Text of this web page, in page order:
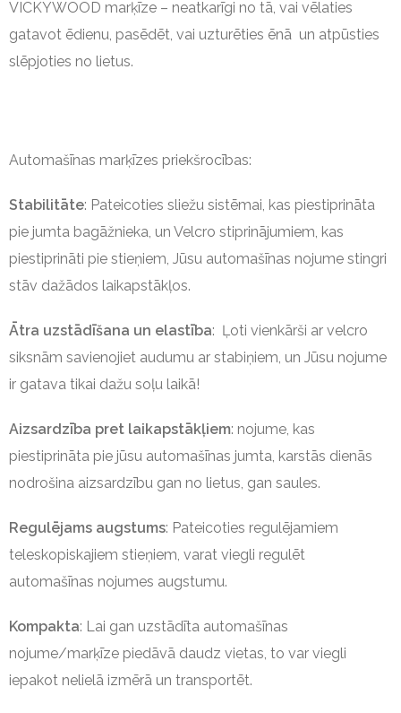
VICKYWOOD marķīze – neatkarīgi no tā, vai vēlaties
gatavot ēdienu, pasēdēt, vai uzturēties ēnā un atpūsties
slēpjoties no lietus.
Automašīnas marķīzes priekšrocības:
Stabilitāte: Pateicoties sliežu sistēmai, kas piestiprināta
pie jumta bagāžnieka, un Velcro stiprinājumiem, kas
piestiprināti pie stieņiem, Jūsu automašīnas nojume stingri
stāv dažādos laikapstākļos.
Ātra uzstādīšana un elastība: Ļoti vienkārši ar velcro
siksnām savienojiet audumu ar stabiņiem, un Jūsu nojume
ir gatava tikai dažu soļu laikā!
Aizsardzība pret laikapstākļiem: nojume, kas
piestiprināta pie jūsu automašīnas jumta, karstās dienās
nodrošina aizsardzību gan no lietus, gan saules.
Regulējams augstums: Pateicoties regulējamiem
teleskopiskajiem stieņiem, varat viegli regulēt
automašīnas nojumes augstumu.
Kompakta: Lai gan uzstādīta automašīnas
nojume/marķīze piedāvā daudz vietas, to var viegli
iepakot nelielā izmērā un transportēt.